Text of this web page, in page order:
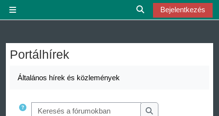
Keresési bemeneti
Bejelentkezés
Portálhírek
Általános hírek és közlemények
Keresés a fórumokban